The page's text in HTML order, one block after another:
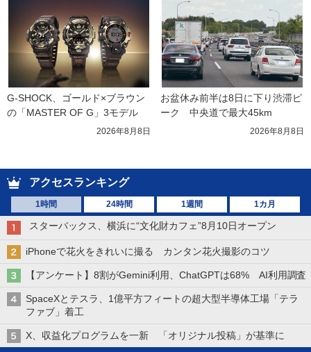
G-SHOCK、ゴールド×ブラウン
の「MASTER OF G」3モデル
2026年8月8日
お盆休み前半は8日に下り渋滞ピ
ーク　中央道で最大45km
2026年8月8日
アクセスランキング
1時間 24時間 1週間 1カ月
スターバックス、横浜に“文化財カフェ”8月10日オープン
iPhoneで花火をきれいに撮る カンタン花火撮影のコツ
【アンケート】8割がGemini利用、ChatGPTは68% AI利用調査
SpaceXとテスラ、1億平方フィートの超大型半導体工場「テラ
ファブ」着工
X、収益化プログラムを一新 「オリジナル投稿」が基準に